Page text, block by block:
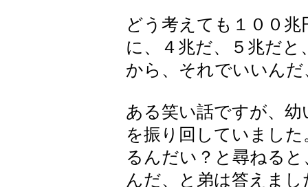
どう考えても１００
に、４兆だ、５兆だ
から、それでいいん
ある笑い話ですが、
を振り回していまし
るんだい？と尋ねる
んだ、と弟は答えま